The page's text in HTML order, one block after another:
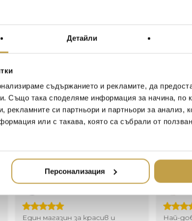
Детайли
съдържанието и рекламите, да
Също така споделяме информация за начина, по
рекламните си партньори и партньори за анализ,
или с такава, която са събрали от
Персонализация
високо над града.
последното сияние на
The Michael Aram Black
sensuality of orchids and
simple yet full of the most
gothic feeling – opiated,
“There is something so
they are even more
floating through a great
atmosphere of the orchids
Един магазин за красив и
Най-